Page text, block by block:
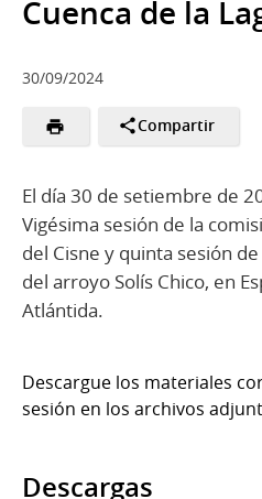
Cuenca de la
30/09/2024
Compartir
El día 30 de setiembre de
Vigésima sesión de la
del Cisne y quinta sesión
del arroyo Solís Chico, en
Atlántida.
Descargue los materiales
sesión en los archivos
Descargas